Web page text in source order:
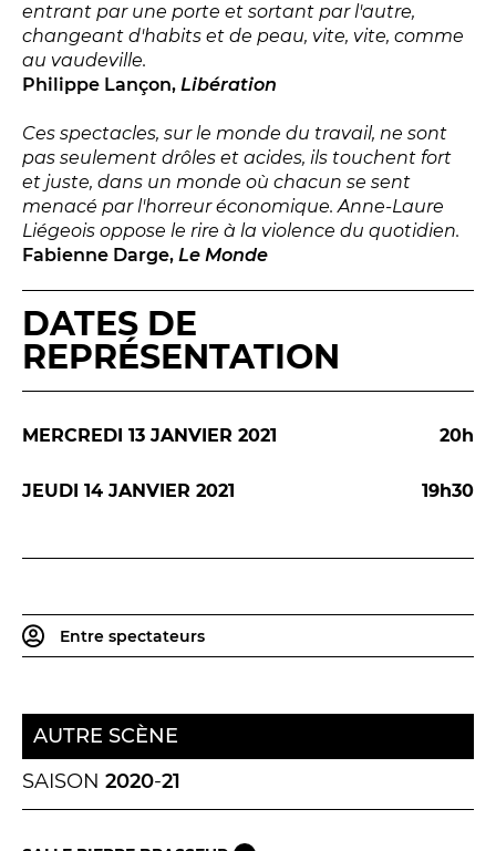
Réservez en ligne
Abonnez-vous en ligne
contact@theatredenice.org
BILLETTERIE
04 93 13 19 00
ADMINISTRATION 04 93 13 90 90
#tnn06
entrant par une porte et sortant par l'autre,
changeant d'habits et de peau, vite, vite, comme
au vaudeville.
Philippe Lançon, Libération
Ces spectacles, sur le monde du travail, ne sont
pas seulement drôles et acides, ils touchent fort
et juste, dans un monde où chacun se sent
menacé par l'horreur économique. Anne-Laure
Liégeois oppose le rire à la violence du quotidien.
Fabienne Darge, Le Monde
DATES DE
REPRÉSENTATION
MERCREDI 13 JANVIER 2021 20h
JEUDI 14 JANVIER 2021 19h30
Entre spectateurs
AUTRE SCÈNE
SAISON 2020-21